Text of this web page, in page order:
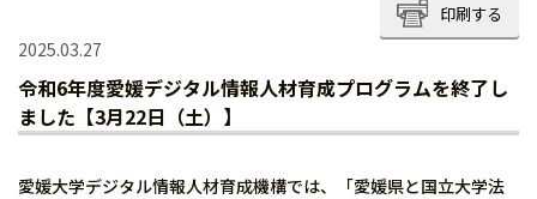
印刷する
2025.03.27
令和6年度愛媛デジタル情報人材育成プログラムを終了し
ました【3月22日（土）】
愛媛大学デジタル情報人材育成機構では、「愛媛県と国立大学法